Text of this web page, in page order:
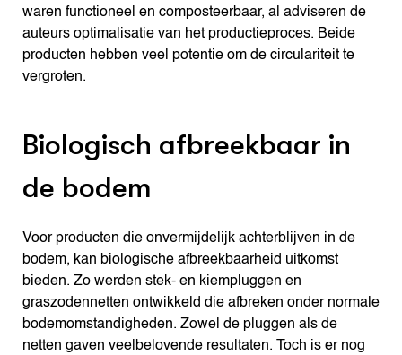
waren functioneel en composteerbaar, al adviseren de
auteurs optimalisatie van het productieproces. Beide
producten hebben veel potentie om de circulariteit te
vergroten.
Biologisch afbreekbaar in
de bodem
Voor producten die onvermijdelijk achterblijven in de
bodem, kan biologische afbreekbaarheid uitkomst
bieden. Zo werden stek- en kiempluggen en
graszodennetten ontwikkeld die afbreken onder normale
bodemomstandigheden. Zowel de pluggen als de
netten gaven veelbelovende resultaten. Toch is er nog